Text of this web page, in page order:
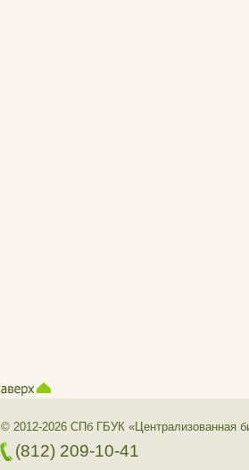
© 2012-2026 СПб ГБУК «Централизованная
(812) 209-10-41